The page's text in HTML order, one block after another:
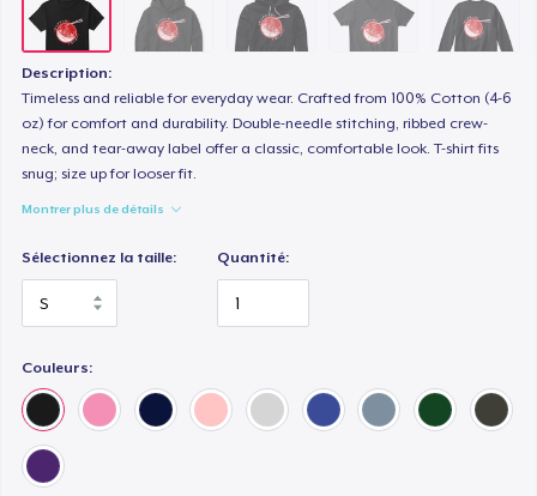
Description:
Timeless and reliable for everyday wear. Crafted from 100% Cotton (4-6
oz) for comfort and durability. Double-needle stitching, ribbed crew-
neck, and tear-away label offer a classic, comfortable look. T-shirt fits
snug; size up for looser fit.
Montrer plus de détails
Sélectionnez la taille: Quantité:
Couleurs:
Next Level 3600 | Premium Ring-Spun Cotton T-Shirt
23,99 $US